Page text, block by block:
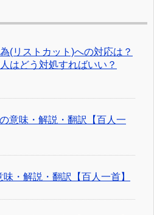
(リストカット)への対応は？
はどう対処すればいい？
意味・解説・翻訳【百人一
・解説・翻訳【百人一首】